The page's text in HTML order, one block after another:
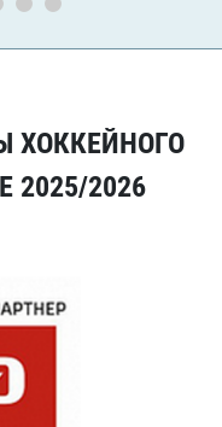
ХОККЕЙНОГО
2025/2026